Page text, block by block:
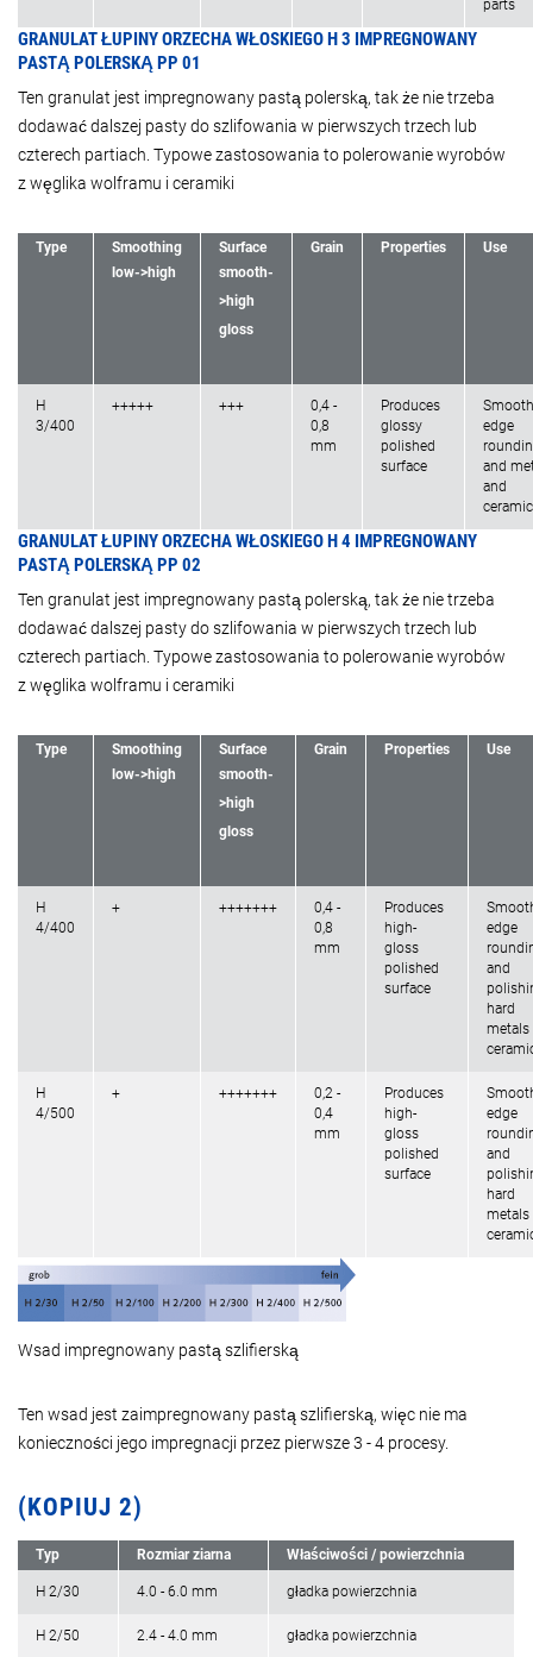
parts
GRANULAT ŁUPINY ORZECHA WŁOSKIEGO H 3 IMPREGNOWANY
PASTĄ POLERSKĄ PP 01
Ten granulat jest impregnowany pastą polerską, tak że nie trzeba
dodawać dalszej pasty do szlifowania w pierwszych trzech lub
czterech partiach. Typowe zastosowania to polerowanie wyrobów
z węglika wolframu i ceramiki
Type
Smoothing
low->high
Surface
smooth-
>high
gloss
Grain Properties Use
H
3/400
+++++ +++
0,4 -
0,8
mm
Produces
glossy
polished
surface
edge
and
and
GRANULAT ŁUPINY ORZECHA WŁOSKIEGO H 4 IMPREGNOWANY
PASTĄ POLERSKĄ PP 02
Ten granulat jest impregnowany pastą polerską, tak że nie trzeba
dodawać dalszej pasty do szlifowania w pierwszych trzech lub
czterech partiach. Typowe zastosowania to polerowanie wyrobów
z węglika wolframu i ceramiki
Type
Smoothing
low->high
Surface
smooth-
>high
gloss
Grain Properties Use
H
4/400
+ +++++++
0,4 -
0,8
mm
Produces
high-
gloss
polished
surface
edge
and
hard
metals
H
4/500
+ +++++++
0,2 -
0,4
mm
Produces
high-
gloss
polished
surface
edge
and
hard
metals
Wsad impregnowany pastą szlifierską
Ten wsad jest zaimpregnowany pastą szlifierską, więc nie ma
konieczności jego impregnacji przez pierwsze 3 - 4 procesy.
(KOPIUJ 2)
Typ Rozmiar ziarna Właściwości / powierzchnia
H 2/30 4.0 - 6.0 mm gładka powierzchnia
H 2/50 2.4 - 4.0 mm gładka powierzchnia